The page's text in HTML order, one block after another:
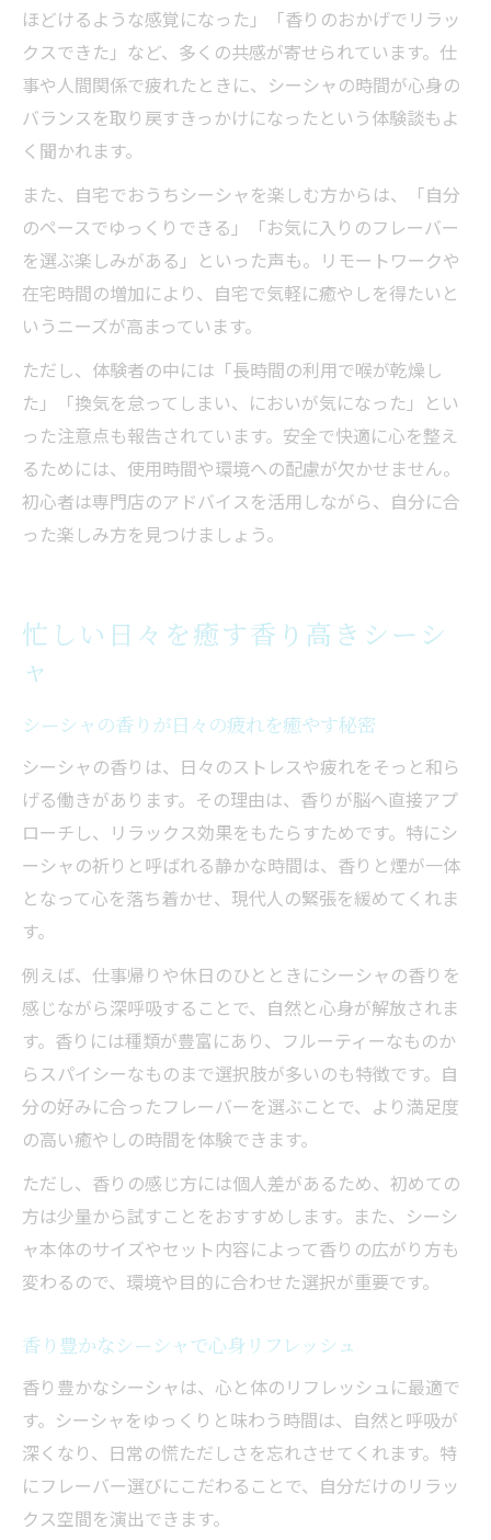
ほどけるような感覚になった」「香りのおかげでリラッ
クスできた」など、多くの共感が寄せられています。仕
事や人間関係で疲れたときに、シーシャの時間が心身の
バランスを取り戻すきっかけになったという体験談もよ
く聞かれます。
また、自宅でおうちシーシャを楽しむ方からは、「自分
のペースでゆっくりできる」「お気に入りのフレーバー
を選ぶ楽しみがある」といった声も。リモートワークや
在宅時間の増加により、自宅で気軽に癒やしを得たいと
いうニーズが高まっています。
ただし、体験者の中には「長時間の利用で喉が乾燥し
た」「換気を怠ってしまい、においが気になった」とい
った注意点も報告されています。安全で快適に心を整え
るためには、使用時間や環境への配慮が欠かせません。
初心者は専門店のアドバイスを活用しながら、自分に合
った楽しみ方を見つけましょう。
忙しい日々を癒す香り高きシーシ
ャ
シーシャの香りが日々の疲れを癒やす秘密
シーシャの香りは、日々のストレスや疲れをそっと和ら
げる働きがあります。その理由は、香りが脳へ直接アプ
ローチし、リラックス効果をもたらすためです。特にシ
ーシャの祈りと呼ばれる静かな時間は、香りと煙が一体
となって心を落ち着かせ、現代人の緊張を緩めてくれま
す。
例えば、仕事帰りや休日のひとときにシーシャの香りを
感じながら深呼吸することで、自然と心身が解放されま
す。香りには種類が豊富にあり、フルーティーなものか
らスパイシーなものまで選択肢が多いのも特徴です。自
分の好みに合ったフレーバーを選ぶことで、より満足度
の高い癒やしの時間を体験できます。
ただし、香りの感じ方には個人差があるため、初めての
方は少量から試すことをおすすめします。また、シーシ
ャ本体のサイズやセット内容によって香りの広がり方も
変わるので、環境や目的に合わせた選択が重要です。
香り豊かなシーシャで心身リフレッシュ
香り豊かなシーシャは、心と体のリフレッシュに最適で
す。シーシャをゆっくりと味わう時間は、自然と呼吸が
深くなり、日常の慌ただしさを忘れさせてくれます。特
にフレーバー選びにこだわることで、自分だけのリラッ
クス空間を演出できます。